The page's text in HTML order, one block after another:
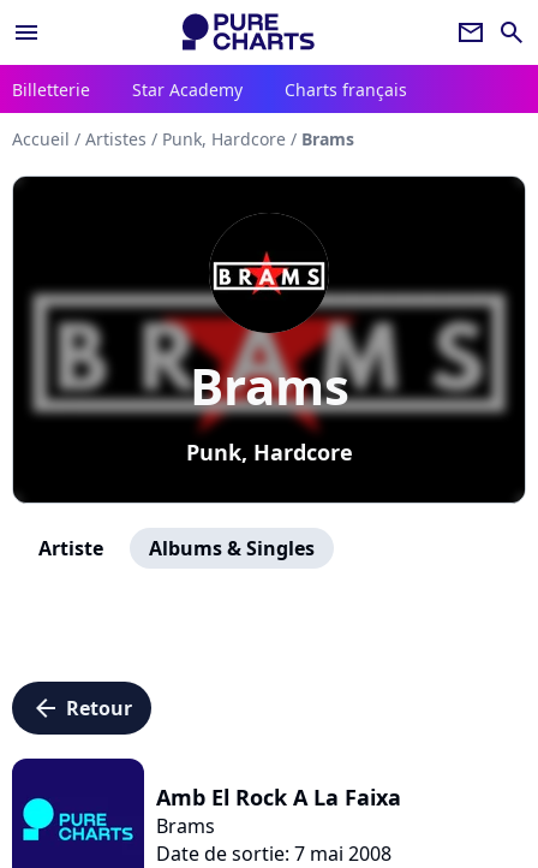
menu newsletter search
Billetterie Star Academy Charts français
Accueil / Artistes / Punk, Hardcore / Brams
Brams
Punk, Hardcore
Artiste Albums & Singles
arrow_left Retour
Amb El Rock A La Faixa
Brams
Date de sortie: 7 mai 2008